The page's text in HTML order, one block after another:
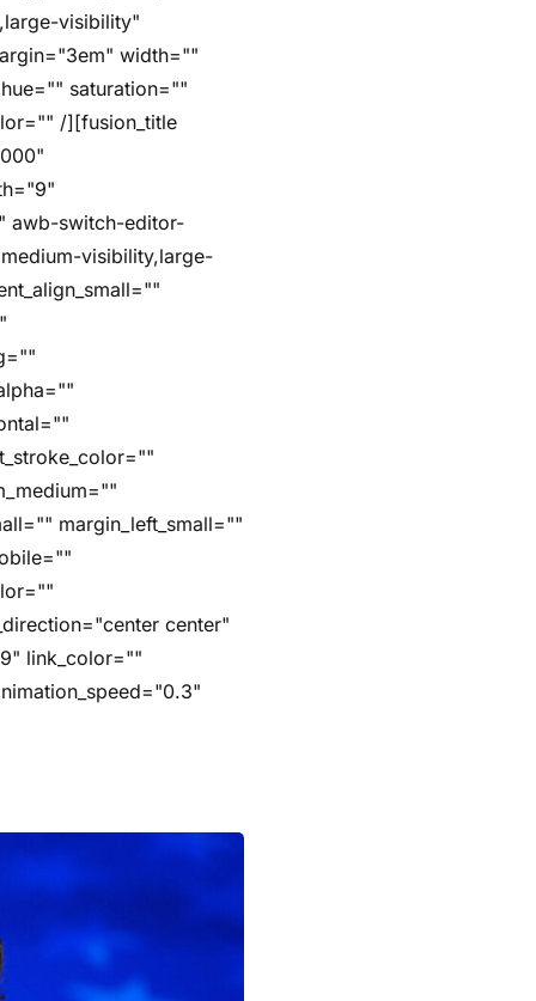
visibility"
width=""
saturation=""
/][fusion_title
awb-switch-editor-
visibility,large-
margin_left_small=""
center"
link_color=""